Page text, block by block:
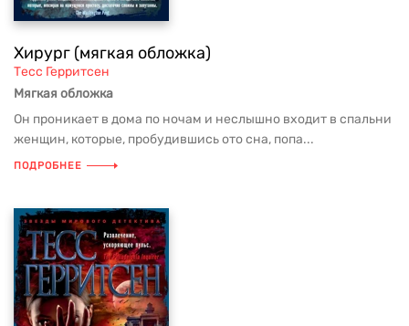
Хирург (мягкая обложка)
Тесс Герритсен
Мягкая обложка
Он проникает в дома по ночам и неслышно входит в спальни
женщин, которые, пробудившись ото сна, попа...
ПОДРОБНЕЕ